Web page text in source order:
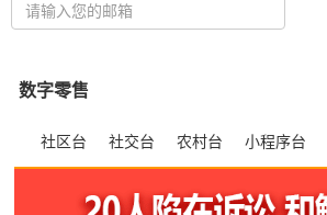
数字零售
小程序台
农村台
社交台
社区台